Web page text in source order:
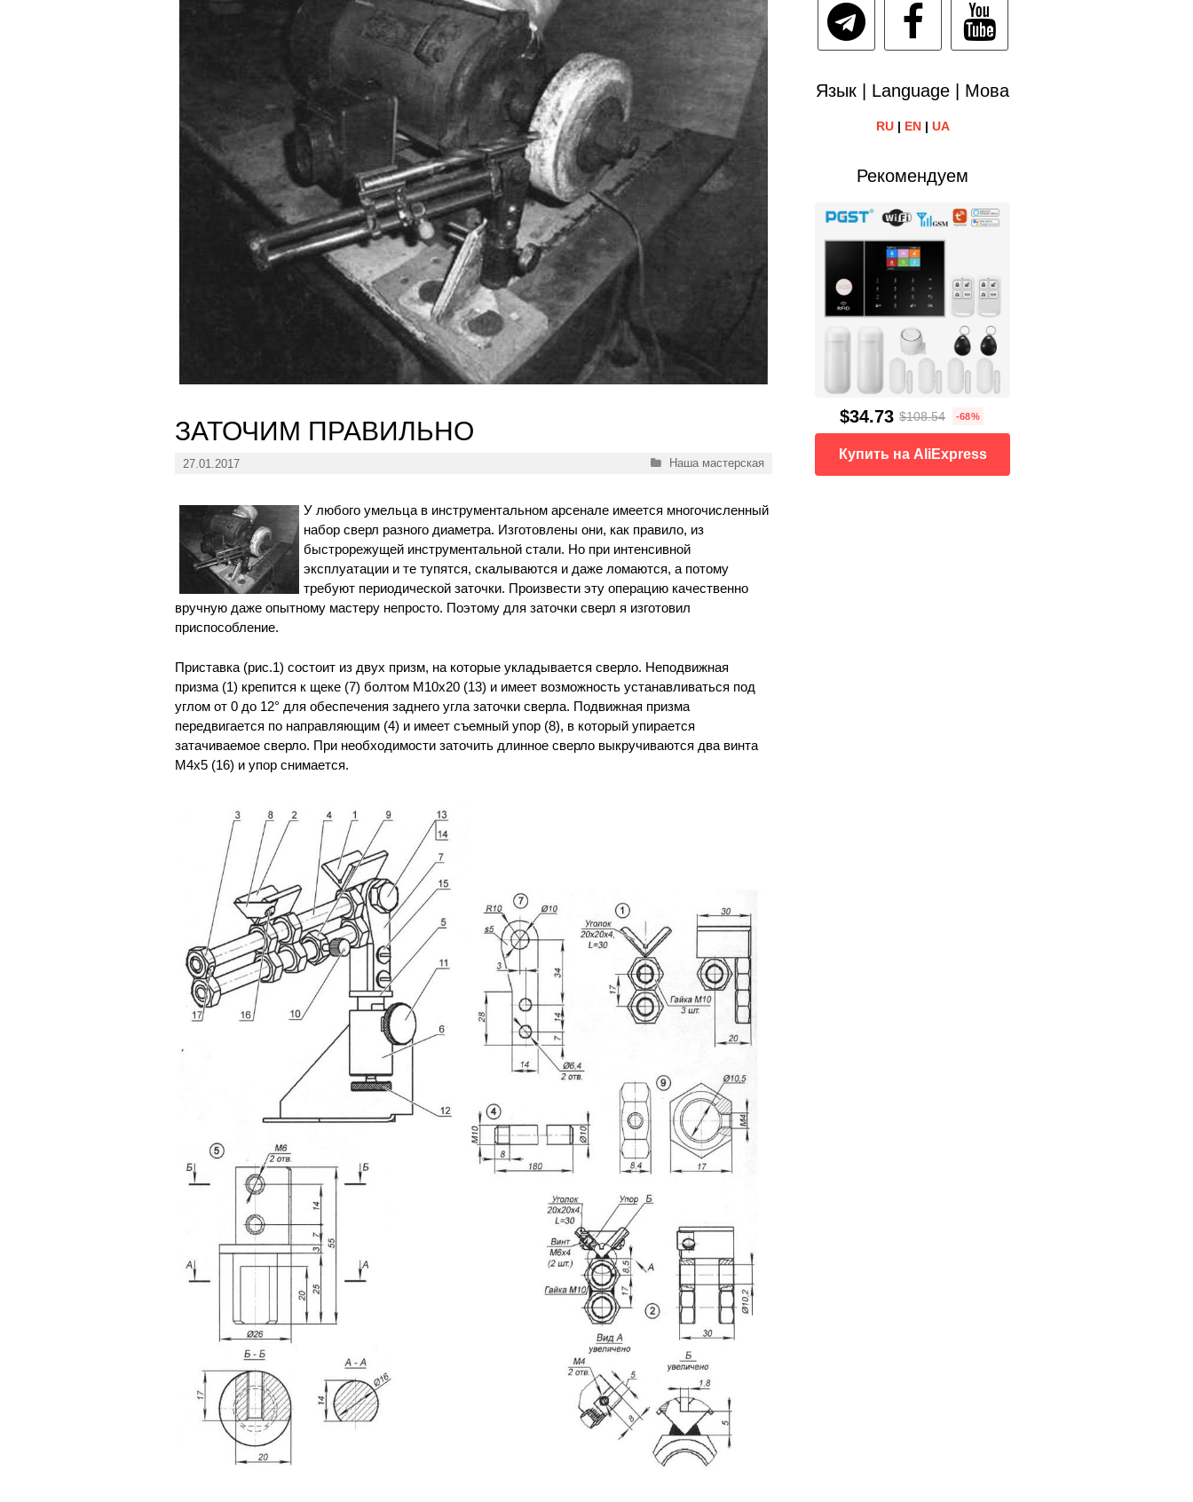
ЗАТОЧИМ ПРАВИЛЬНО
27.01.2017 Рубрики
Наша мастерская
У любого умельца в инструментальном арсенале имеется многочисленный
набор сверл разного диаметра. Изготовлены они, как правило, из
быстрорежущей инструментальной стали. Но при интенсивной
эксплуатации и те тупятся, скалываются и даже ломаются, а потому
требуют периодической заточки. Произвести эту операцию качественно
вручную даже опытному мастеру непросто. Поэтому для заточки сверл я изготовил
приспособление.
Приставка (рис.1) состоит из двух призм, на которые укладывается сверло. Неподвижная
призма (1) крепится к щеке (7) болтом М10х20 (13) и имеет возможность устанавливаться под
углом от 0 до 12° для обеспечения заднего угла заточки сверла. Подвижная призма
передвигается по направляющим (4) и имеет съемный упор (8), в который упирается
затачиваемое сверло. При необходимости заточить длинное сверло выкручиваются два винта
М4х5 (16) и упор снимается.
Язык | Language | Мова
RU| EN| UA
Рекомендуем
$34.73 $108.54 -68%
Купить на AliExpress